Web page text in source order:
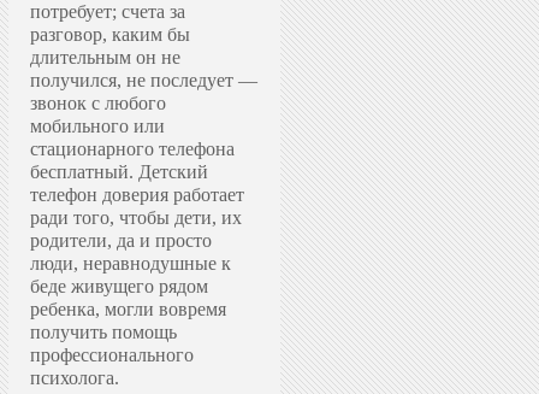
потребует; счета за
разговор, каким бы
длительным он не
получился, не последует —
звонок с любого
мобильного или
стационарного телефона
бесплатный. Детский
телефон доверия работает
ради того, чтобы дети, их
родители, да и просто
люди, неравнодушные к
беде живущего рядом
ребенка, могли вовремя
получить помощь
профессионального
психолога.